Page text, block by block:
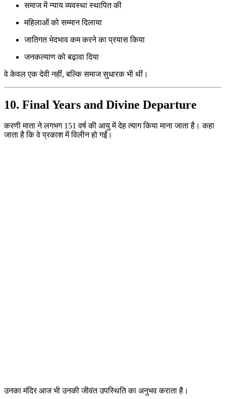
समाज में न्याय व्यवस्था स्थापित की
महिलाओं को सम्मान दिलाया
जातिगत भेदभाव कम करने का प्रयास किया
जनकल्याण को बढ़ावा दिया
वे केवल एक देवी नहीं, बल्कि समाज सुधारक भी थीं।
10. Final Years and Divine Departure
करणी माता ने लगभग 151 वर्ष की आयु में देह त्याग किया माना जाता है। कहा
जाता है कि वे प्रकाश में विलीन हो गईं।
उनका मंदिर आज भी उनकी जीवंत उपस्थिति का अनुभव कराता है।